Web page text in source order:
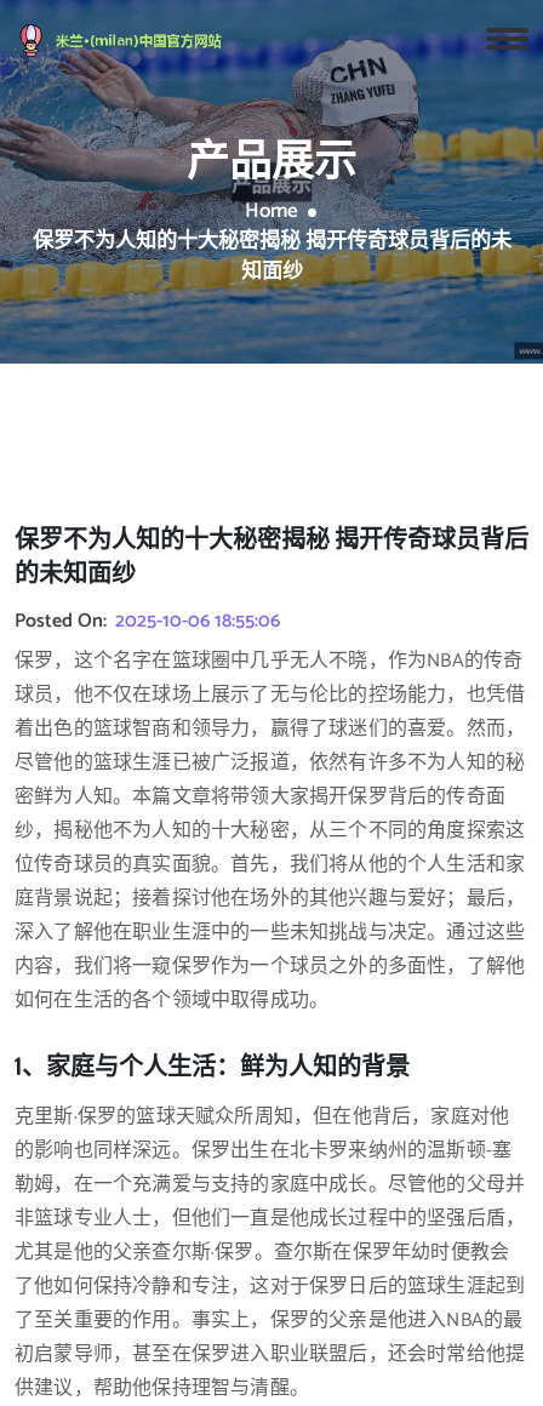
产品展示
Home
保罗不为人知的十大秘密揭秘 揭开传奇球员背后的未
知面纱
保罗不为人知的十大秘密揭秘 揭开传奇球员背后
的未知面纱
Posted On: 2025-10-06 18:55:06
保罗，这个名字在篮球圈中几乎无人不晓，作为NBA的传奇
球员，他不仅在球场上展示了无与伦比的控场能力，也凭借
着出色的篮球智商和领导力，赢得了球迷们的喜爱。然而，
尽管他的篮球生涯已被广泛报道，依然有许多不为人知的秘
密鲜为人知。本篇文章将带领大家揭开保罗背后的传奇面
纱，揭秘他不为人知的十大秘密，从三个不同的角度探索这
位传奇球员的真实面貌。首先，我们将从他的个人生活和家
庭背景说起；接着探讨他在场外的其他兴趣与爱好；最后，
深入了解他在职业生涯中的一些未知挑战与决定。通过这些
内容，我们将一窥保罗作为一个球员之外的多面性，了解他
如何在生活的各个领域中取得成功。
1、家庭与个人生活：鲜为人知的背景
克里斯·保罗的篮球天赋众所周知，但在他背后，家庭对他
的影响也同样深远。保罗出生在北卡罗来纳州的温斯顿-塞
勒姆，在一个充满爱与支持的家庭中成长。尽管他的父母并
非篮球专业人士，但他们一直是他成长过程中的坚强后盾，
尤其是他的父亲查尔斯·保罗。查尔斯在保罗年幼时便教会
了他如何保持冷静和专注，这对于保罗日后的篮球生涯起到
了至关重要的作用。事实上，保罗的父亲是他进入NBA的最
初启蒙导师，甚至在保罗进入职业联盟后，还会时常给他提
供建议，帮助他保持理智与清醒。